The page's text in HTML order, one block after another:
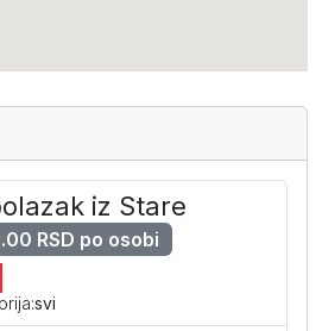
319 309 279
69 69 69
69 69
iz Stare
RSD po osobi
svi